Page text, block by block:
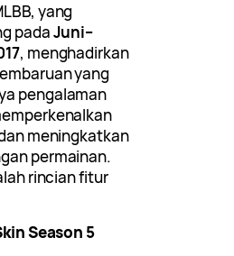
yang
padaJuni–
, menghadirkan
yang
pengalaman
meningkatkan
permainan.
rincian fitur
Season 5